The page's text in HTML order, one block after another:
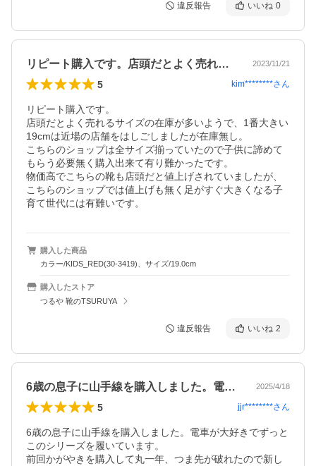
違反報告 いいね 0
リピート購入です。店頭だとよく売れるサ… 2023/11/21
5 kim********さん
リピート購入です。
店頭だとよく売れるサイズの在庫が多いようで、1番大きい
19cmは近場の店舗をはしごしましたが在庫無し。
こちらのショップは全サイズ揃っていたので子供に諦めて
もらう必要無く購入出来て有り難かったです。
物価高でこちらの靴も店頭だと値上げされていましたが、
こちらのショップでは値上げも無く足がすぐ大きくなる子
育て世代には有難いです。
購入した商品
カラー/KIDS_RED(30-3419)、サイズ/19.0cm
購入したストア
つるや 靴のTSURUYA
違反報告 いいね 2
6歳の息子に山手線を購入しました。電車… 2025/4/18
5 jjr********さん
6歳の息子に山手線を購入しました。電車が大好きでずっと
このシリーズを履いています。
前回かがやきを購入して丸一年、つま先が破れたので新し